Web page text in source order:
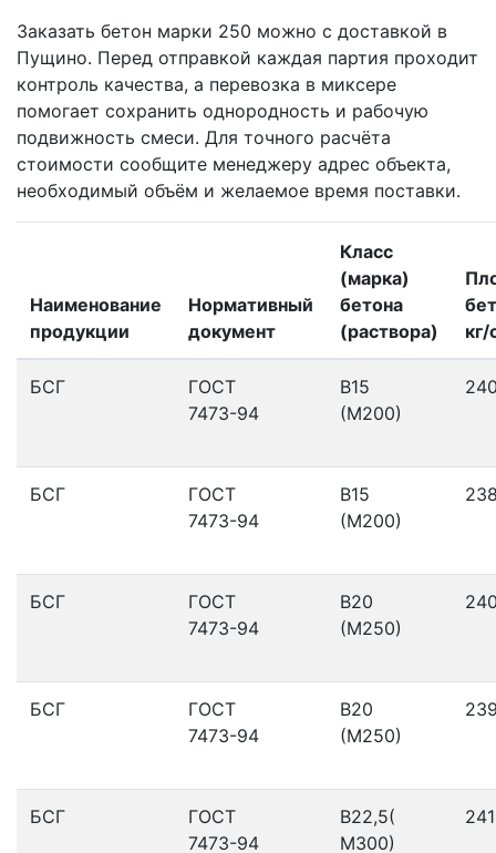
Заказать бетон марки 250 можно с доставкой в
Пущино. Перед отправкой каждая партия проходит
контроль качества, а перевозка в миксере
помогает сохранить однородность и рабочую
подвижность смеси. Для точного расчёта
стоимости сообщите менеджеру адрес объекта,
необходимый объём и желаемое время поставки.
Наименование
продукции
Нормативный
документ
Класс
(марка)
бетона
(раствора)
кг/
БСГ
ГОСТ
7473-94
В15
(М200)
БСГ
ГОСТ
7473-94
В15
(М200)
БСГ
ГОСТ
7473-94
В20
(М250)
БСГ
ГОСТ
7473-94
В20
(М250)
БСГ
ГОСТ
7473-94
В22,5(
М300)